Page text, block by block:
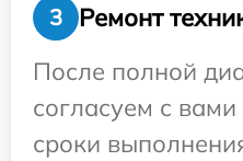
3
Ремонт
После полной
согласуем с вами
сроки